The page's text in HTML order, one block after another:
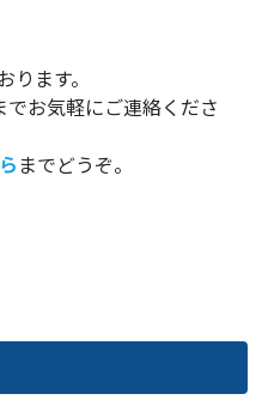
ます。
お気軽にご連絡くださ
までどうぞ。